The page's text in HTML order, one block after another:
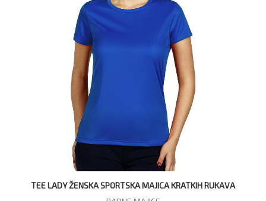
TEE LADY ŽENSKA SPORTSKA MAJICA KRATKIH RUKAVA